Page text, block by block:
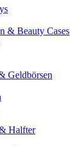
& Beauty Cases
Geldbörsen
Halfter